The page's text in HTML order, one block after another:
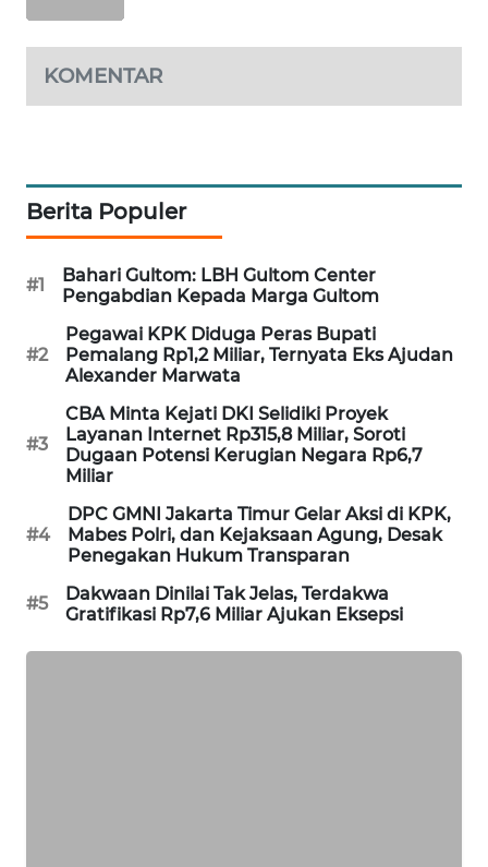
KOMENTAR
Berita Populer
#1
Bahari Gultom: LBH Gultom Center
Pengabdian Kepada Marga Gultom
#2
Pegawai KPK Diduga Peras Bupati
Pemalang Rp1,2 Miliar, Ternyata Eks Ajudan
Alexander Marwata
#3
CBA Minta Kejati DKI Selidiki Proyek
Layanan Internet Rp315,8 Miliar, Soroti
Dugaan Potensi Kerugian Negara Rp6,7
Miliar
#4
DPC GMNI Jakarta Timur Gelar Aksi di KPK,
Mabes Polri, dan Kejaksaan Agung, Desak
Penegakan Hukum Transparan
#5
Dakwaan Dinilai Tak Jelas, Terdakwa
Gratifikasi Rp7,6 Miliar Ajukan Eksepsi
WAHANA
KONSUMEN
LISTRIK
MASYARAKAT
KELISTRIKAN
WALINKI
ID
MAWAKA
ID
MARTABAT
NET
PLN